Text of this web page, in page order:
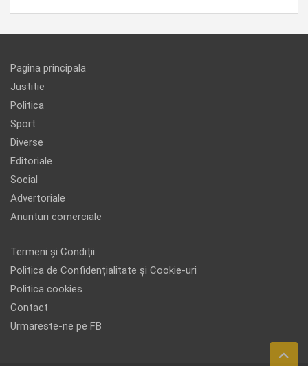
Pagina principala
Justitie
Politica
Sport
Diverse
Editoriale
Social
Advertoriale
Anunturi comerciale
Termeni și Condiții
Politica de Confidențialitate și Cookie-uri
Politica cookies
Contact
Urmareste-ne pe FB